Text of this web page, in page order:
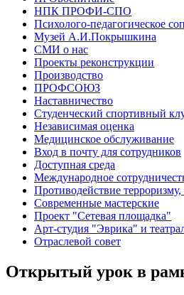
НПК ПРОФИ-СПО
Психолого-педагогическое
Музей А.И.Покрышкина
СМИ о нас
Проекты реконструкции
Производство
ПРОФСОЮЗ
Наставничество
Студенческий спортивный
Независимая оценка
Медицинское обслуживание
Вход в почту для сотрудников
Доступная среда
Международное
Противодействие
Современные мастерские
Проект "Сетевая площадка"
Арт-студия "Эврика" и
Отраслевой совет
Открытый урок в